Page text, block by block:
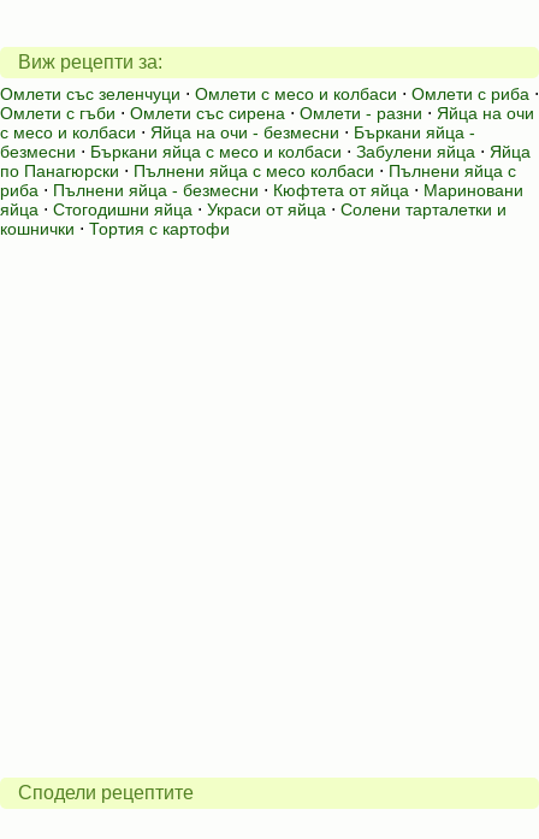
Виж рецепти за:
Омлети със зеленчуци ⋅ Омлети с месо и колбаси ⋅ Омлети с риба ⋅
Омлети с гъби ⋅ Омлети със сирена ⋅ Омлети - разни ⋅ Яйца на очи
с месо и колбаси ⋅ Яйца на очи - безмесни ⋅ Бъркани яйца -
безмесни ⋅ Бъркани яйца с месо и колбаси ⋅ Забулени яйца ⋅ Яйца
по Панагюрски ⋅ Пълнени яйца с месо колбаси ⋅ Пълнени яйца с
риба ⋅ Пълнени яйца - безмесни ⋅ Кюфтета от яйца ⋅ Мариновани
яйца ⋅ Стогодишни яйца ⋅ Украси от яйца ⋅ Солени тарталетки и
кошнички ⋅ Тортия с картофи
Сподели рецептите